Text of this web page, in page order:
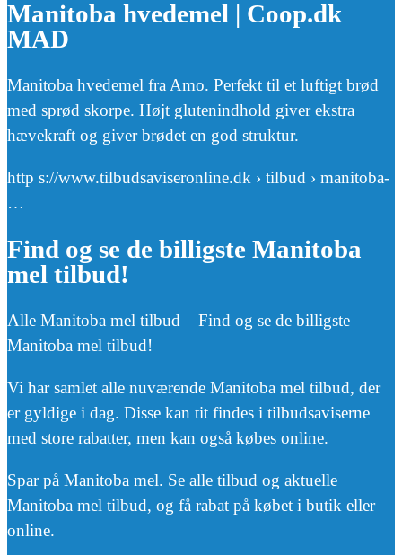
Manitoba hvedemel | Coop.dk
MAD
Manitoba hvedemel fra Amo. Perfekt til et luftigt brød
med sprød skorpe. Højt glutenindhold giver ekstra
hævekraft og giver brødet en god struktur.
http s://www.tilbudsaviseronline.dk › tilbud › manitoba-
…
Find og se de billigste Manitoba
mel tilbud!
Alle Manitoba mel tilbud – Find og se de billigste
Manitoba mel tilbud!
Vi har samlet alle nuværende Manitoba mel tilbud, der
er gyldige i dag. Disse kan tit findes i tilbudsaviserne
med store rabatter, men kan også købes online.
Spar på Manitoba mel. Se alle tilbud og aktuelle
Manitoba mel tilbud, og få rabat på købet i butik eller
online.